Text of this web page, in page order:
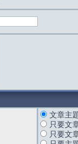
文章主
只要文
只要文